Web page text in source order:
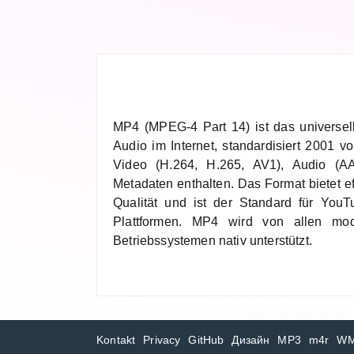
MP4 (MPEG-4 Part 14) ist das
Audio im Internet, standardisiert 2001
Video (H.264, H.265, AV1), Audio
Metadaten enthalten. Das Format bietet
Qualität und ist der Standard für
Plattformen. MP4 wird von allen
Betriebssystemen nativ unterstützt.
Kontakt Privacy GitHub Дизайн MP3 m4r